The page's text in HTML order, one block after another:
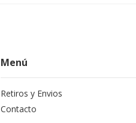
Menú
Retiros y Envios
Contacto